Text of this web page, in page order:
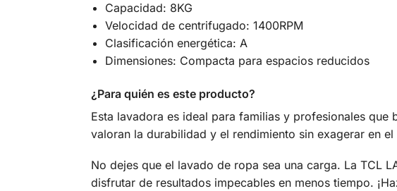
Capacidad: 8KG
Velocidad de centrifugado: 1400RPM
Clasificación energética: A
Dimensiones: Compacta para espacios reducidos
¿Para quién es este producto?
Esta lavadora es ideal para familias y profesionales
valoran la durabilidad y el rendimiento sin exagerar en el
No dejes que el lavado de ropa sea una carga. La TCL
disfrutar de resultados impecables en menos tiempo.